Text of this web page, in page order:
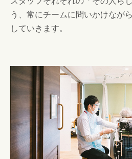
う、常にチームに問いかけなが
していきます。